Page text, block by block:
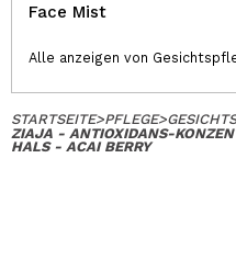
Face Mist
Alle anzeigen von
STARTSEITE>PFLEGE>
ZIAJA - ANTIOXIDANS-
HALS - ACAI BERRY